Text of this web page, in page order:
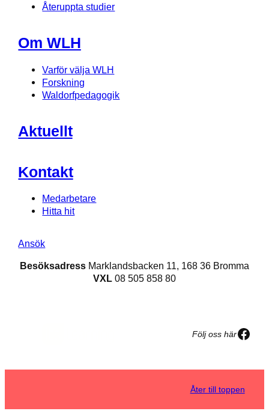
Återuppta studier
Om WLH
Varför välja WLH
Forskning
Waldorfpedagogik
Aktuellt
Kontakt
Medarbetare
Hitta hit
Ansök
Besöksadress Marklandsbacken 11, 168 36 Bromma
VXL 08 505 858 80
Följ oss här
Åter till toppen